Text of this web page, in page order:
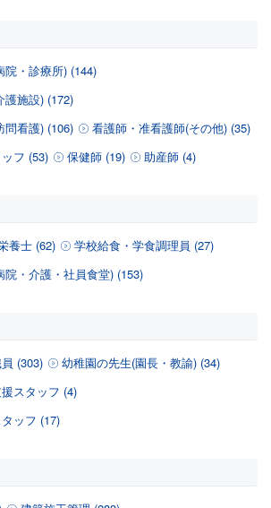
院・診療所) (144)
護施設) (172)
問看護) (106)
看護師・准看護師(その他) (35)
フ (53)
保健師 (19) 助産師 (4)
養士 (62)
学校給食・学食調理員 (27)
・介護・社員食堂) (153)
(303)
幼稚園の先生(園長・教諭) (34)
スタッフ (4)
ッフ (17)